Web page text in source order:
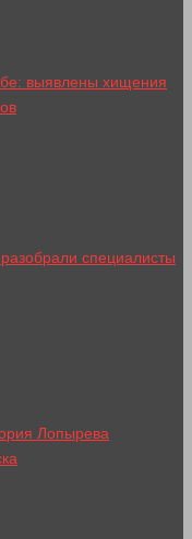
выявлены хищения
специалисты
Лопырева